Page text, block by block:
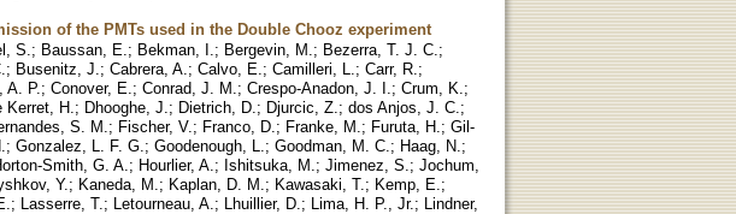
of the PMTs used in the Double Chooz experiment
S. ; Baussan, E. ; Bekman, I. ; Bergevin, M. ; Bezerra, T. J. C. ;
; Busenitz, J. ; Cabrera, A. ; Calvo, E. ; Camilleri, L. ; Carr, R. ;
A. P. ; Conover, E. ; Conrad, J. M. ; Crespo-Anadon, J. I. ; Crum, K. ;
Kerret, H. ; Dhooghe, J. ; Dietrich, D. ; Djurcic, Z. ; dos Anjos, J. C. ;
S. M. ; Fischer, V. ; Franco, D. ; Franke, M. ; Furuta, H. ; Gil-
; Gonzalez, L. F. G. ; Goodenough, L. ; Goodman, M. C. ; Haag, N. ;
Smith, G. A. ; Hourlier, A. ; Ishitsuka, M. ; Jimenez, S. ; Jochum,
Y. ; Kaneda, M. ; Kaplan, D. M. ; Kawasaki, T. ; Kemp, E. ;
; Lasserre, T. ; Letourneau, A. ; Lhuillier, D. ; Lima, H. P., Jr. ; Lindner,